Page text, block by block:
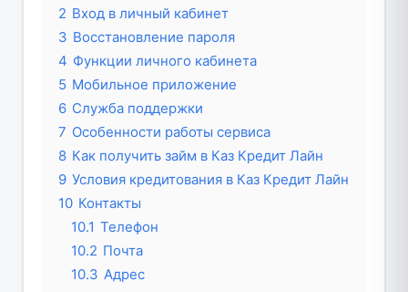
2 Вход в личный кабинет
3 Восстановление пароля
4 Функции личного кабинета
5 Мобильное приложение
6 Служба поддержки
7 Особенности работы сервиса
8 Как получить займ в Каз Кредит Лайн
9 Условия кредитования в Каз Кредит Лайн
10 Контакты
10.1 Телефон
10.2 Почта
10.3 Адрес